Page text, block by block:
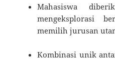
Mahasiswa
mengeksplorasi
memilih jurusan
Kombinasi unik